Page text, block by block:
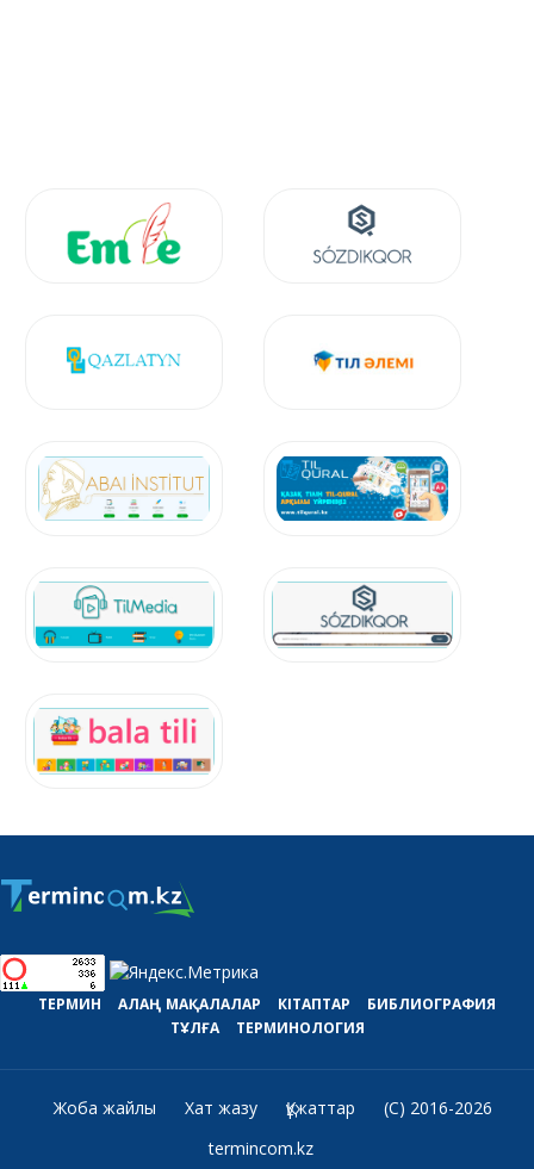
ТЕРМИН АЛАҢ МАҚАЛАЛАР КІТАПТАР
БИБЛИОГРАФИЯ
ТҰЛҒА
ТЕРМИНОЛОГИЯ
Жоба жайлы Хат жазу Құжаттар
(C) 2016-2026
termincom.kz